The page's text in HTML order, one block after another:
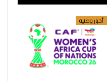
أخبار وطنية